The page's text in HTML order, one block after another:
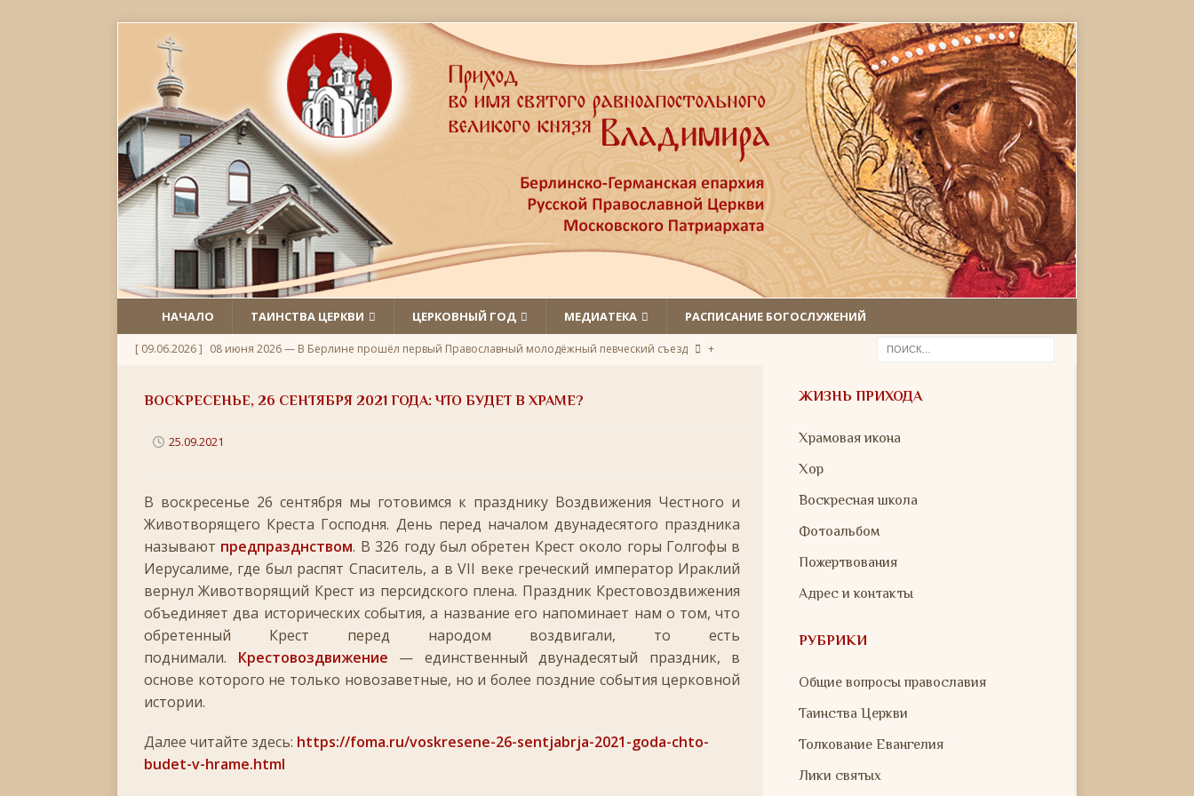
НАЧАЛО ТАИНСТВА ЦЕРКВИ ЦЕРКОВНЫЙ ГОД МЕДИАТЕКА РАСПИСАНИЕ БОГОСЛУЖЕНИЙ
[ 09.06.2026 ] 08 июня 2026 — В Берлине прошёл первый Православный молодёжный певческий съезд
+
[ 22.05.2026 ] День памяти святителя Николая Чудотворца
ЛИКИ СВЯТЫХ
[ 05.05.2026 ] Святой великомученик Георгий Победоносец
[ 11.04.2026 ] Пасха Христова: «Упразднитесь, и разумейте, яко Аз есмь Бог!»
ПАСХА
[ 05.04.2026 ] Неделя 6-я Великого поста. Вход Господень во Иерусалим
ВЕЛИКИЙ ПОСТ
[ 14.03.2026 ]
Неделя 3-я Великого Поста. Крестопоклонная
ВЕЛИКИЙ ПОСТ
[ 23.02.2026 ] Великий пост: 10 правил и 10 заблуждений
ВЕЛИКИЙ ПОСТ
[ 14.02.2026 ] Сретение Господне: праздник дивной встречи и первой разлуки.
СРЕТЕНИЕ
Как провести Крещенский Сочельник
КРЕЩЕНИЕ ГОСПОДНЕ
[ 06.01.2026 ] Светлое Христово Рождество
РОЖДЕСТВО
[ 19.12.2025 ]
[ 07.12.2025 ] Неделя двадцать шестая по Пятидесятнице, воскресенье, 7 декабря 2025 года: что будет в храме?
+
ВОСКРЕСЕНЬЕ, 26 СЕНТЯБРЯ 2021 ГОДА: ЧТО БУДЕТ В ХРАМЕ?
25.09.2021
В воскресенье 26 сентября мы готовимся к празднику Воздвижения Честного и
Животворящего Креста Господня. День перед началом двунадесятого праздника
называют предпразднством. В 326 году был обретен Крест около горы Голгофы в
Иерусалиме, где был распят Спаситель, а в VII веке греческий император Ираклий
вернул Животворящий Крест из персидского плена. Праздник Крестовоздвижения
объединяет два исторических события, а название его напоминает нам о том, что
обретенный Крест перед народом воздвигали, то есть
поднимали. Крестовоздвижение — единственный двунадесятый праздник, в
основе которого не только новозаветные, но и более поздние события церковной
истории.
Далее читайте здесь: https://foma.ru/voskresene-26-sentjabrja-2021-goda-chto-
budet-v-hrame.html
ЖИЗНЬ ПРИХОДА
Храмовая икона
Хор
Воскресная школа
Фотоальбом
Пожертвования
Адрес и контакты
РУБРИКИ
Общие вопросы православия
Таинства Церкви
Толкование Евангелия
Лики святых